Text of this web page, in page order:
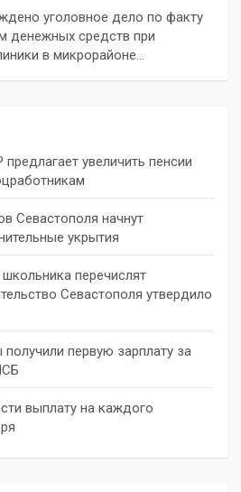
уголовное дело по факту
денежных средств при
в микрорайоне…
увеличить пенсии
Севастополя начнут
укрытия
перечислят
Севастополя утвердило
первую зарплату за
выплату на каждого